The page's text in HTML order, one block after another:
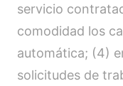
servicio
comodidad los
automática; (4)
solicitudes de